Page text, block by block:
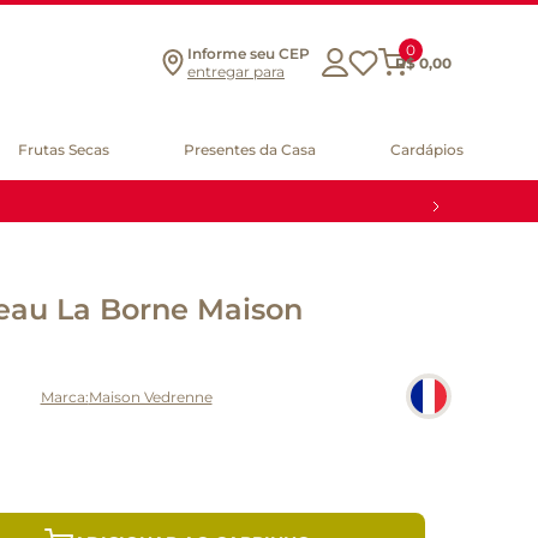
Informe seu CEP
entregar para
0
R$ 0,00
Frutas Secas Presentes da Casa Cardápios
La Borne Maison
Maison Vedrenne